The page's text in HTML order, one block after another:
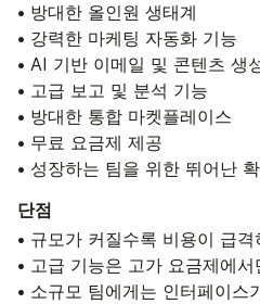
• 방대한 올인원 생태계
• 강력한 마케팅 자동화 기능
• AI 기반 이메일 및 콘텐츠 생
• 고급 보고 및 분석 기능
• 방대한 통합 마켓플레이스
• 무료 요금제 제공
• 성장하는 팀을 위한 뛰어난
단점
• 규모가 커질수록 비용이 급
• 고급 기능은 고가 요금제에
• 소규모 팀에게는 인터페이스